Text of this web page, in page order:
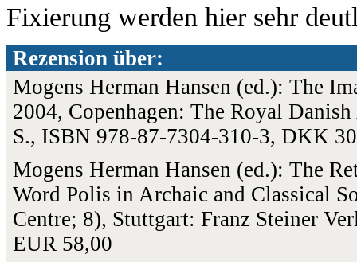
Fixierung werden hier sehr
Rezension über:
Mogens Herman Hansen (ed.): The
2004, Copenhagen: The Royal
S., ISBN 978-87-7304-310-3, DKK
Mogens Herman Hansen (ed.): The
Word Polis in Archaic and Classical
Centre; 8), Stuttgart: Franz Steiner
EUR 58,00